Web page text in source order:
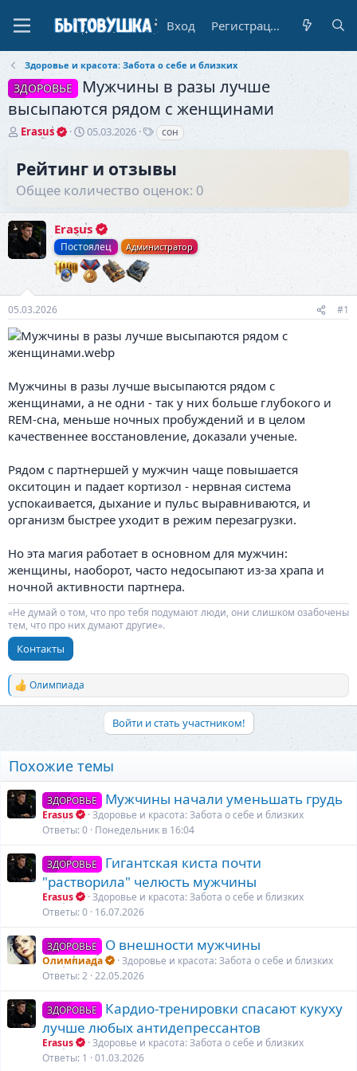
Вход Регистрация
Здоровье и красота: Забота о себе и близких
ЗДОРОВЬЕ
Мужчины в разы лучше
высыпаются рядом с женщинами
А
о
р
е
м
ы
Erasus
Д
н
ч
а
л
а
05.03.2026
Т
и
сон
Рейтинг и отзывы
Общее количество оценок: 0
Erasus
Постоялец Администратор
05.03.2026 #1
Мужчины в разы лучше высыпаются рядом с
женщинами, а не одни - так у них больше глубокого и
REM-сна, меньше ночных пробуждений и в целом
качественнее восстановление, доказали ученые.
Рядом с партнершей у мужчин чаще повышается
окситоцин и падает кортизол - нервная система
успокаивается, дыхание и пульс выравниваются, и
организм быстрее уходит в режим перезагрузки.
Но эта магия работает в основном для мужчин:
женщины, наоборот, часто недосыпают из-за храпа и
ночной активности партнера.
«Не думай о том, что про тебя подумают люди, они слишком озабочены
тем, что про них думают другие».
Контакты
Р
е
и
и
:
Олимпиада
Войти и стать участником!
Похожие темы
ЗДОРОВЬЕ Мужчины начали уменьшать грудь
Erasus
Здоровье и красота: Забота о себе и близких
Ответы 0 Понедельник в 16:04
ЗДОРОВЬЕ
Гигантская киста почти
"растворила" челюсть мужчины
Erasus
Здоровье и красота: Забота о себе и близких
Ответы 0 16.07.2026
ЗДОРОВЬЕ О внешности мужчины
Олимпиада
Здоровье и красота: Забота о себе и близких
Ответы 2 22.05.2026
ЗДОРОВЬЕ
Кардио-тренировки спасают кукуху
лучше любых антидепрессантов
Erasus
Здоровье и красота: Забота о себе и близких
Ответы 1 01.03.2026